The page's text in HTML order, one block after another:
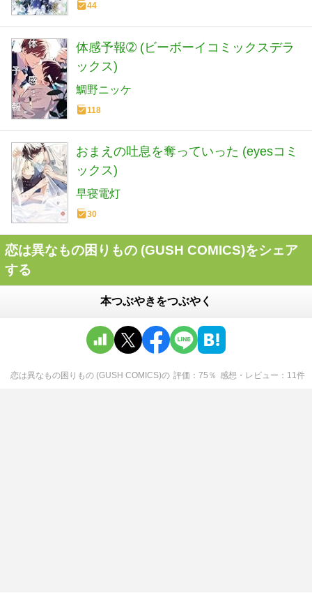
44
体感予報➁ (ビーボーイコミックスデラ
ックス)
鯛野ニッケ
118
おまえの吐息を奪っていった (eyesコミ
ックス)
早寝電灯
30
恋は異なもの困りもの (GUSH COMICS)をシェア
する
本つぶやきをつぶやく
恋は異なもの困りもの (GUSH COMICS)の 評価 75 ％ 感想・レビュー 11件